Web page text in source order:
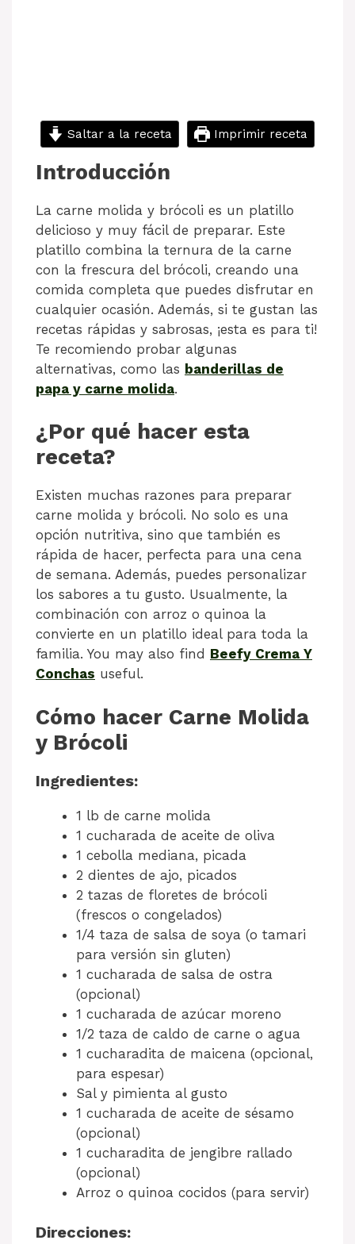
Saltar a la receta Imprimir receta
Introducción
La carne molida y brócoli es un platillo
delicioso y muy fácil de preparar. Este
platillo combina la ternura de la carne
con la frescura del brócoli, creando una
comida completa que puedes disfrutar en
cualquier ocasión. Además, si te gustan las
recetas rápidas y sabrosas, ¡esta es para ti!
Te recomiendo probar algunas
alternativas, como las banderillas de
papa y carne molida.
¿Por qué hacer esta
receta?
Existen muchas razones para preparar
carne molida y brócoli. No solo es una
opción nutritiva, sino que también es
rápida de hacer, perfecta para una cena
de semana. Además, puedes personalizar
los sabores a tu gusto. Usualmente, la
combinación con arroz o quinoa la
convierte en un platillo ideal para toda la
familia. You may also find Beefy Crema Y
Conchas useful.
Cómo hacer Carne Molida
y Brócoli
Ingredientes:
1 lb de carne molida
1 cucharada de aceite de oliva
1 cebolla mediana, picada
2 dientes de ajo, picados
2 tazas de floretes de brócoli
(frescos o congelados)
1/4 taza de salsa de soya (o tamari
para versión sin gluten)
1 cucharada de salsa de ostra
(opcional)
1 cucharada de azúcar moreno
1/2 taza de caldo de carne o agua
1 cucharadita de maicena (opcional,
para espesar)
Sal y pimienta al gusto
1 cucharada de aceite de sésamo
(opcional)
1 cucharadita de jengibre rallado
(opcional)
Arroz o quinoa cocidos (para servir)
Direcciones: